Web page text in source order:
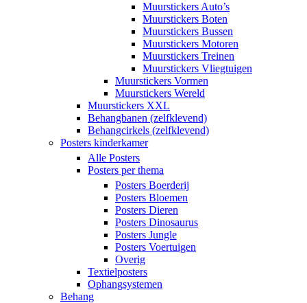
Muurstickers Auto’s
Muurstickers Boten
Muurstickers Bussen
Muurstickers Motoren
Muurstickers Treinen
Muurstickers Vliegtuigen
Muurstickers Vormen
Muurstickers Wereld
Muurstickers XXL
Behangbanen (zelfklevend)
Behangcirkels (zelfklevend)
Posters kinderkamer
Alle Posters
Posters per thema
Posters Boerderij
Posters Bloemen
Posters Dieren
Posters Dinosaurus
Posters Jungle
Posters Voertuigen
Overig
Textielposters
Ophangsystemen
Behang